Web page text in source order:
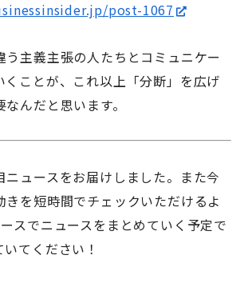
post-1067
主義主張の人たちとコミュニケー
くことが、これ以上「分断」を広げ
んだと思います。
ニュースをお届けしました。また今
きを短時間でチェックいただけるよ
スでニュースをまとめていく予定で
てください！